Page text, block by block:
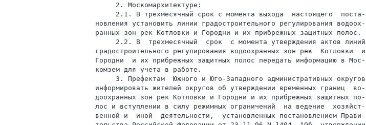
     2. Москомархитектуре:
     2.1. В трехмесячный срок с момента выхода  настоящего  поста-
новления установить линии градостроительного регулирования водоох-
ранных зон рек Котловки и Городни и их прибрежных защитных полос.
     2.2. В  трехмесячный  срок  с момента утверждения актов линий
градостроительного регулирования водоохранных зон рек  Котловки  и
Городни  и их прибрежных защитных полос передать информацию в Мос-
комзем для учета в работе.
     3. Префектам  Южного и Юго-Западного административных округов
информировать жителей округов об утверждении временных границ  во-
доохранных зон рек Котловки и Городни и их прибрежных защитных по-
лос и вступлении в силу режимных ограничений  на ведение  хозяйст-
венной и  иной  деятельности,  установленных постановлением Прави-